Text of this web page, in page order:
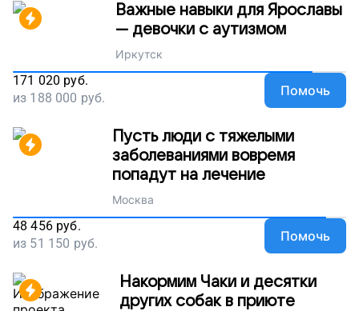
Важные навыки для Ярославы
— девочки с аутизмом
Иркутск
171 020 руб.
из 188 000 руб. Помочь
Пусть люди с тяжелыми
заболеваниями вовремя
попадут на лечение
Москва
48 456 руб.
из 51 150 руб. Помочь
Накормим Чаки и десятки
других собак в приюте